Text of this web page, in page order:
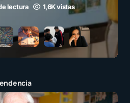
lectura 1,1K vistas